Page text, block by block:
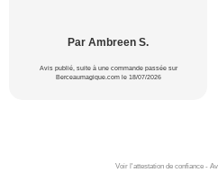
Par Ambreen S.
Avis publié, suite à une commande passée sur
Berceaumagique.com le 18/07/2026
Voir l'attestation de confiance -